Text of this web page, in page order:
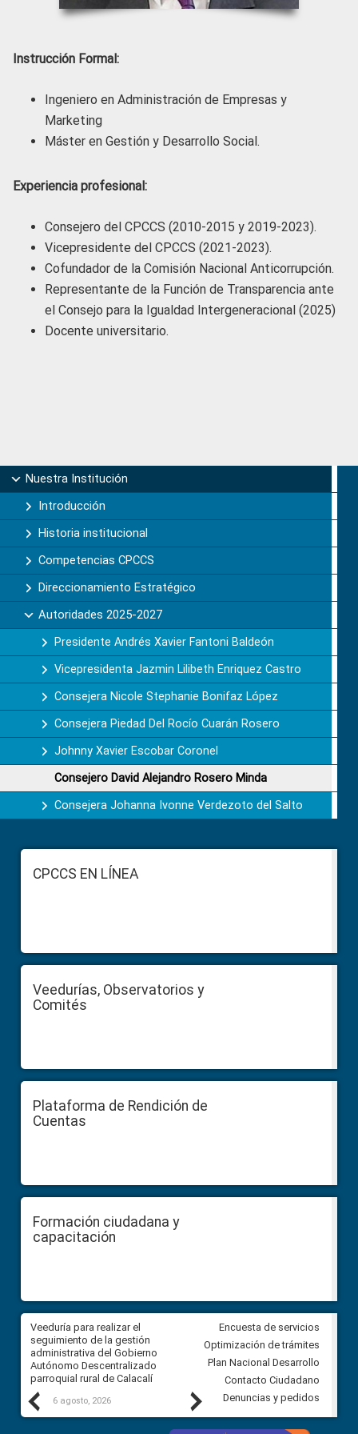
Instrucción Formal:
Ingeniero en Administración de Empresas y
Marketing
Máster en Gestión y Desarrollo Social.
Experiencia profesional:
Consejero del CPCCS (2010-2015 y 2019-2023).
Vicepresidente del CPCCS (2021-2023).
Cofundador de la Comisión Nacional Anticorrupción.
Representante de la Función de Transparencia ante
el Consejo para la Igualdad Intergeneracional (2025)
Docente universitario.
Primary
Sidebar
Nuestra Institución
Introducción
Historia institucional
Competencias CPCCS
Direccionamiento Estratégico
Autoridades 2025-2027
Presidente Andrés Xavier Fantoni Baldeón
Vicepresidenta Jazmin Lilibeth Enriquez Castro
Consejera Nicole Stephanie Bonifaz López
Consejera Piedad Del Rocío Cuarán Rosero
Johnny Xavier Escobar Coronel
Consejero David Alejandro Rosero Minda
Consejera Johanna Ivonne Verdezoto del Salto
FooterCPCCS EN LÍNEA
Veedurías, Observatorios y
Comités
Plataforma de Rendición de
Cuentas
Formación ciudadana y
capacitación
Previous
Veeduría para realizar el
seguimiento de la gestión
administrativa del Gobierno
Autónomo Descentralizado
parroquial rural de Calacalí
6 agosto, 2026
Veeduría para vigilar los
derivados de la Audiencia
comunidad Urbina, parroquia
Carolina
5 agosto, 2026
Next
Encuesta de servicios
Optimización de trámites
Plan Nacional Desarrollo
Contacto Ciudadano
Denuncias y pedidos